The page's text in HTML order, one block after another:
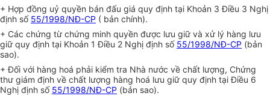
+ Hợp đồng uỷ quyền bán đấu giá quy định tại Khoản 3 Điều 3 Nghị
định số 55/1998/NĐ-CP ( bản chính).
+ Các chứng từ chứng minh quyền được lưu giữ và xử lý hàng lưu
giữ quy định tại Khoản 1 Điều 2 Nghị định số 55/1998/NĐ-CP (bản
sao).
+ Đối với hàng hoá phải kiểm tra Nhà nước về chất lượng, Chứng
thư giám định về chất lượng hàng hoá lưu giữ quy định tại Điều 6
Nghị định số 55/1998/NĐ-CP (bản sao).